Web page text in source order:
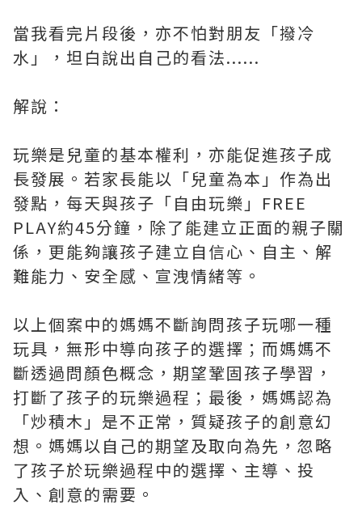
當我看完片段後，亦不怕對朋友「撥冷
水」，坦白說出自己的看法......
解說：
玩樂是兒童的基本權利，亦能促進孩子成
長發展。若家長能以「兒童為本」作為出
發點，每天與孩子「自由玩樂」FREE
PLAY約45分鐘，除了能建立正面的親子關
係，更能夠讓孩子建立自信心、自主、解
難能力、安全感、宣洩情緒等。
以上個案中的媽媽不斷詢問孩子玩哪一種
玩具，無形中導向孩子的選擇；而媽媽不
斷透過問顏色概念，期望鞏固孩子學習，
打斷了孩子的玩樂過程；最後，媽媽認為
「炒積木」是不正常，質疑孩子的創意幻
想。媽媽以自己的期望及取向為先，忽略
了孩子於玩樂過程中的選擇、主導、投
入、創意的需要。